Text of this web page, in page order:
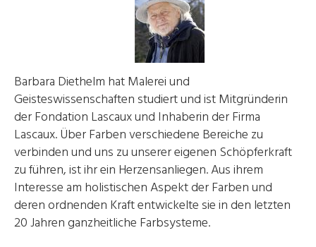
Barbara Diethelm hat Malerei und
Geisteswissenschaften studiert und ist Mitgründerin
der Fondation Lascaux und Inhaberin der Firma
Lascaux. Über Farben verschiedene Bereiche zu
verbinden und uns zu unserer eigenen Schöpferkraft
zu führen, ist ihr ein Herzensanliegen. Aus ihrem
Interesse am holistischen Aspekt der Farben und
deren ordnenden Kraft entwickelte sie in den letzten
20 Jahren ganzheitliche Farbsysteme.